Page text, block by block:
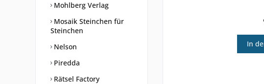
Mohlberg Verlag
Mosaik Steinchen für
Steinchen
Nelson
Piredda
Rätsel Factory
In